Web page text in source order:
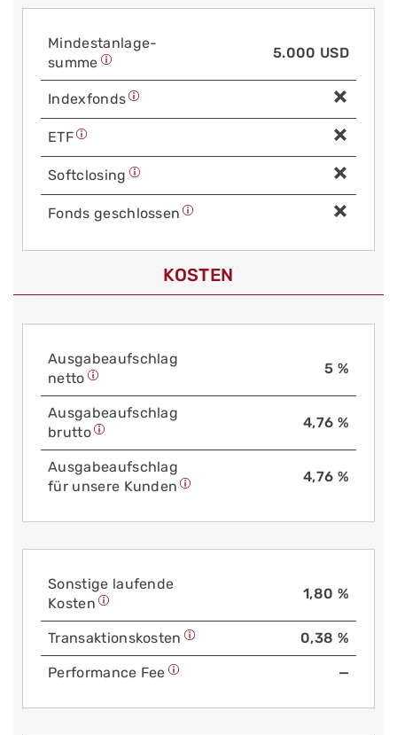
Mindest­anlage­
summe
5.000 USD
Index­fonds
ETF
Soft­closing
Fonds geschlossen
KOSTEN
Aus­gabe­auf­schlag
netto
5 %
Aus­gabe­auf­schlag
brutto
4,76 %
Aus­gabe­auf­schlag
für unsere Kunden
4,76 %
Sonstige laufende
Kosten
1,80 %
Trans­aktions­kosten 0,38 %
Performance Fee —